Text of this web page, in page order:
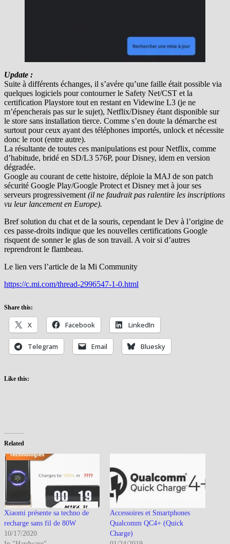
Update :
Suite à différents échanges, il s’avére qu’une faille était possible via
quelques logiciels pour contourner le Safety Net/CST et la
certification Playstore tout en restant en Videwine L3 (je ne
m’épencherais pas sur le sujet), Netflix/Disney étant disponible sur
le store sans installation tierce. Comme s’en doute la démarche est
surtout pour ceux ayant des téléphones importés, unlock et nécessite
donc le root (entre autre).
La résultante de toutes ces manipulations est pour Netflix, comme
d’habitude, bridé en SD/L3 576P, pour Disney, idem en version
dégradée.
Google au courant de cette histoire, déploie la MAJ de son patch
sécurité Google Play/Google Protect et Disney met à jour ses
serveurs progressivement (il ne faudrait pas ralentire les inscriptions
vu leur lancement en Europe).
Bref solution du chat et de la souris, cependant le Dev à l’origine de
ces passe-droits indique que les nouvelles certifications Google
risquent de sonner le glas de son travail. A voir si d’autres
reprendront le flambeau.
Le lien vers l’article de la Mi Community
https://c.mi.com/thread-2996547-1-0.html
Share this:
X Facebook LinkedIn
Telegram Email Bluesky
Like this:
Related
Xiaomi présente sa techno de
recharge sans fil de 80W
10/17/2020
Accessoires et Smartphones
Qualcomm QC4+ (Quick
Charge)